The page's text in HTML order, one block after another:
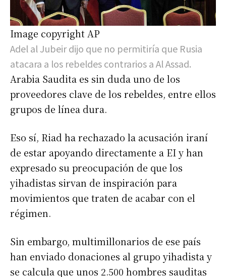
Image copyright AP
Adel al Jubeir dijo que no permitiría que Rusia
atacara a los rebeldes contrarios a Al Assad.
Arabia Saudita es sin duda uno de los
proveedores clave de los rebeldes, entre ellos
grupos de línea dura.
Eso sí, Riad ha rechazado la acusación iraní
de estar apoyando directamente a EI y han
expresado su preocupación de que los
yihadistas sirvan de inspiración para
movimientos que traten de acabar con el
régimen.
Sin embargo, multimillonarios de ese país
han enviado donaciones al grupo yihadista y
se calcula que unos 2.500 hombres sauditas